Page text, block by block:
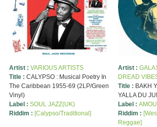
Artist : VARIOUS ARTISTS
Title : CALYPSO : Musical Poetry In
The Caribbean 1955-69 (2LP/Green
Vinyl)
Label : SOUL JAZZ(UK)
Riddim : [Calypso/Traditional]
Artist :
DREAD
Title : BAKH
YALLA DU
Label :
Riddim :
Reggae]